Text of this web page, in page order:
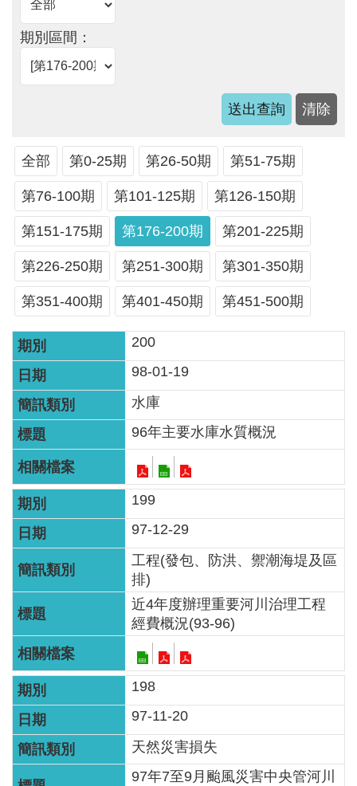
情
便
民
服
務
資
訊
服
務
關
於
本
署
網
站
導
覽
回
首
頁
意
見
信
箱
常
見
問
期別區間：
全部 第0-25期 第26-50期 第51-75期
第76-100期 第101-125期 第126-150期
第151-175期 第176-200期 第201-225期
第226-250期 第251-300期 第301-350期
第351-400期 第401-450期 第451-500期
200
98-01-19
水庫
96年主要水庫水質概況
199
97-12-29
工程(發包、防洪、禦潮海堤及區
排)
近4年度辦理重要河川治理工程
經費概況(93-96)
198
97-11-20
天然災害損失
97年7至9月颱風災害中央管河川